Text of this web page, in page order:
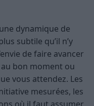
dynamique de
subtile qu’il n’y
de faire avancer
bon moment ou
vous attendez. Les
mesurées, les